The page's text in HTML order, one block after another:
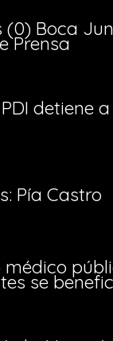
(0) Boca
Prensa
detiene
Pía Castro
se